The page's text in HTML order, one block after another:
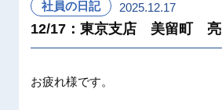
社員の日記 2025.12.17
12/17：東京支店 美留町 亮
お疲れ様です。